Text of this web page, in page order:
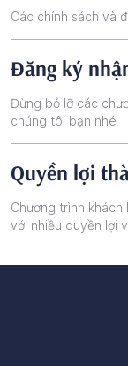
Các chính sách và
Đăng ký
Đừng bỏ lỡ các
chúng tôi bạn nhé
Quyền lợi
Chương trình khách
với nhiều quyền lợi